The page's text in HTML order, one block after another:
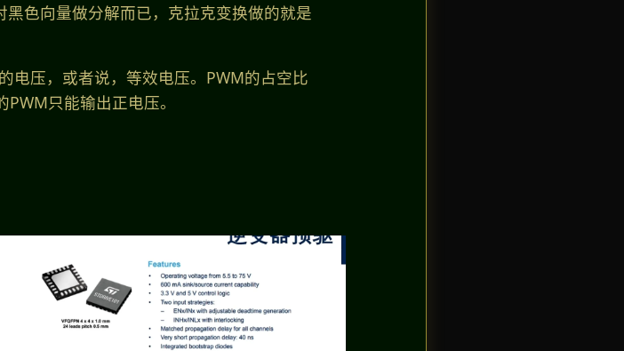
色向量做分解而已，克拉克变换做的就是
电压，或者说，等效电压。PWM的占空比
只能输出正电压。